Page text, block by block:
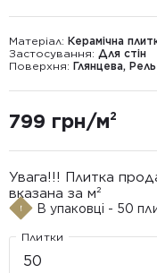
Матеріал: Керамічна
Застосування: Для стін
Поверхня: Глянцева,
799 грн/м²
Увага!!! Плитка
вказана за м²
В упаковці - 50
Плитки